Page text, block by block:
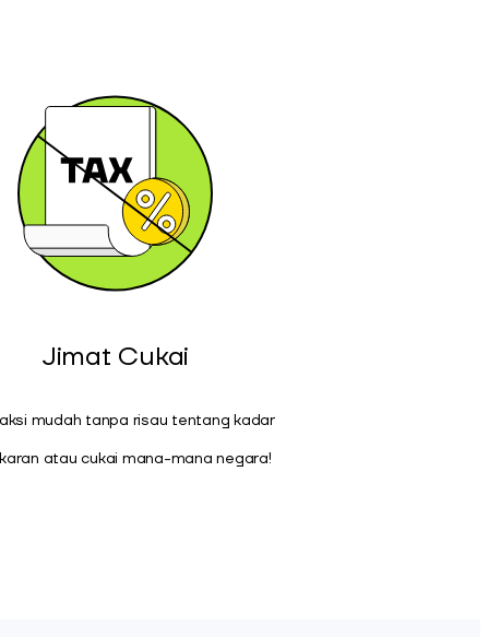
Jimat Cukai
mudah tanpa risau tentang kadar
atau cukai mana-mana negara!